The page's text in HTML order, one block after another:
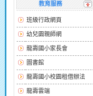
教育服務
班級行政網頁
幼兒園親師網
龍壽國小家長會
圖書館
龍壽國小校園租借辦法
龍壽雲端